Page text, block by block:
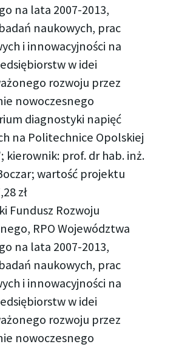
na lata 2007-2013,
naukowych, prac
i innowacyjności na
w idei
rozwoju przez
nowoczesnego
diagnostyki napięć
na Politechnice Opolskiej
kierownik: prof. dr hab. inż.
wartość projektu
zł
Fundusz Rozwoju
RPO Województwa
na lata 2007-2013,
naukowych, prac
i innowacyjności na
w idei
rozwoju przez
nowoczesnego